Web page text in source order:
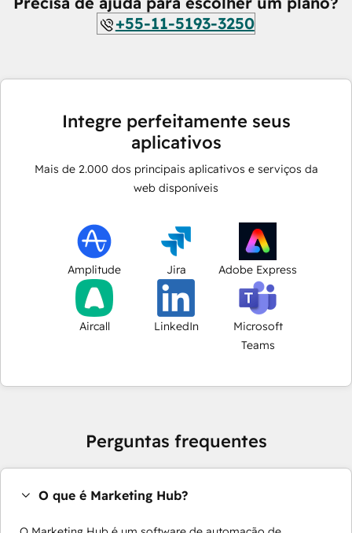
+55-11-5193-3250
Integre perfeitamente seus
aplicativos
Mais de 2.000 dos principais aplicativos e serviços da
web disponíveis
Amplitude Jira Adobe Express
Aircall LinkedIn
Microsoft
Teams
Perguntas frequentes
O que é Marketing Hub?